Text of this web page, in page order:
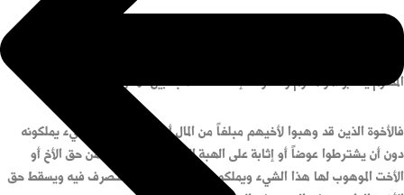
في الشرع الإسلامي الذي تستند عليه أحكام النظام السعودي تعتبر الهبة لذي
المحارم يعتبر أمر محرم وخصوصاً إذا كانت الهبة بين الأخوة والأخوات.
فالأخوة الذين قد وهبوا لأخيهم مبلغاً من المال أو عقاراً ما أو أي شيء يملكونه
دون أن يشترطوا عوضاً أو إثابة على الهبة التي قدموها أصبح من حق الأخ أو
الأخت الموهوب لها هذا الشيء ويملكون الحق الكامل في التصرف فيه ويسقط حق